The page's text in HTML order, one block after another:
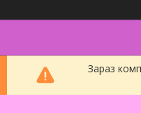
Зараз